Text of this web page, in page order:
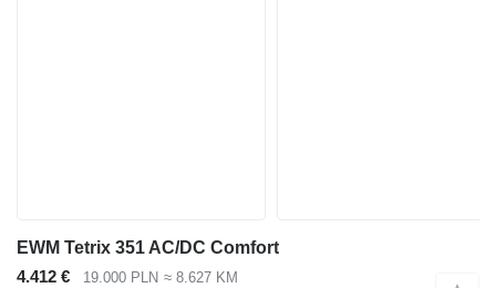
EWM Tetrix 351 AC/DC Comfort
4.412 €
19.000 PLN ≈ 8.627 KM